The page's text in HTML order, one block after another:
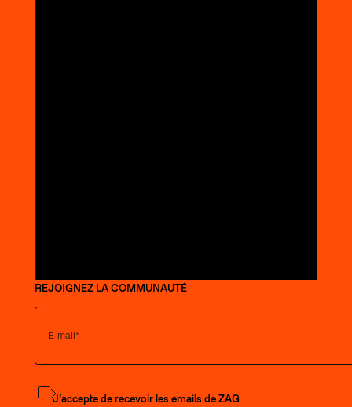
REJOIGNEZ LA COMMUNAUTÉ
S'abonner à la newsletter
J’accepte de recevoir les emails de ZAG